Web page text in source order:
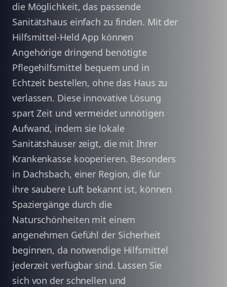
die Möglichkeit, das passende
Sanitätshaus einfach zu finden. Mit der
Hilfsmittel-Held App können
Angehörige dringend benötigte
Pflegehilfsmittel bequem und in
Echtzeit bestellen, ohne das Haus zu
verlassen. Diese innovative Lösung
spart Zeit und vermeidet unnötigen
Aufwand, indem sie lokale
Sanitätshäuser zeigt, die mit Ihrer
Krankenkasse kooperieren. Besonders
in Dachsbach, einer Region, die für
ihre saubere Luft bekannt ist, können
Spaziergänge durch die
Naturschönheiten mit einem
angenehmen Gefühl der Sicherheit
beginnen, da notwendige Hilfsmittel
jederzeit verfügbar sind. Lassen Sie
sich von der schnellen und